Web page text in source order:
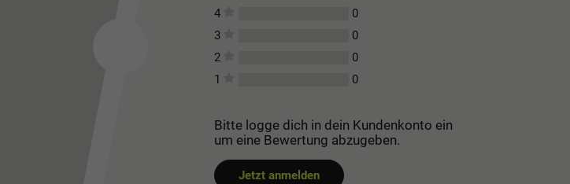
4
0
3
0
2
0
1
0
Bitte logge dich in dein Kundenkonto ein
um eine Bewertung abzugeben.
Jetzt anmelden